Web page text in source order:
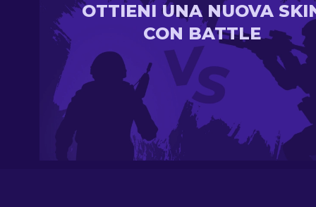
OTTIENI UNA NUOVA
CON BATTLE